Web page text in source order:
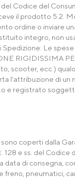
Codice del
il prodotto.5.2.
ordine o inviare
integro, non
Le
RIGIDISSIMA
scooter, ecc.)
l'attribuzione di un
e registrato
coperti dalla
e ss. del Codice
di consegna,
pneumatici,